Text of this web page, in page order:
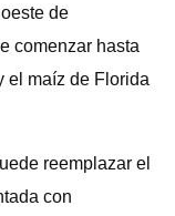
de
comenzar hasta
el maíz de Florida
reemplazar el
con